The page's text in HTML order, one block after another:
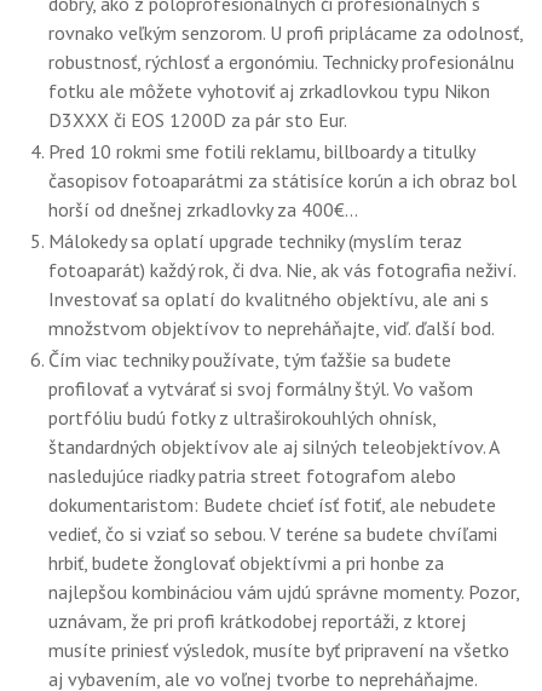
rovnako veľkým senzorom. U profi priplácame za odolnosť,
robustnosť, rýchlosť a ergonómiu. Technicky profesionálnu
fotku ale môžete vyhotoviť aj zrkadlovkou typu Nikon
D3XXX či EOS 1200D za pár sto Eur.
Pred 10 rokmi sme fotili reklamu, billboardy a titulky
časopisov fotoaparátmi za státisíce korún a ich obraz bol
horší od dnešnej zrkadlovky za 400€...
Málokedy sa oplatí upgrade techniky (myslím teraz
fotoaparát) každý rok, či dva. Nie, ak vás fotografia neživí.
Investovať sa oplatí do kvalitného objektívu, ale ani s
množstvom objektívov to nepreháňajte, viď. ďalší bod.
Čím viac techniky používate, tým ťažšie sa budete
profilovať a vytvárať si svoj formálny štýl. Vo vašom
portfóliu budú fotky z ultraširokouhlých ohnísk,
štandardných objektívov ale aj silných teleobjektívov. A
nasledujúce riadky patria street fotografom alebo
dokumentaristom: Budete chcieť ísť fotiť, ale nebudete
vedieť, čo si vziať so sebou. V teréne sa budete chvíľami
hrbiť, budete žonglovať objektívmi a pri honbe za
najlepšou kombináciou vám ujdú správne momenty. Pozor,
uznávam, že pri profi krátkodobej reportáži, z ktorej
musíte priniesť výsledok, musíte byť pripravení na všetko
aj vybavením, ale vo voľnej tvorbe to nepreháňajme.